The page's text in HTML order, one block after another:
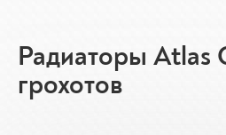
Радиаторы Atlas
грохотов